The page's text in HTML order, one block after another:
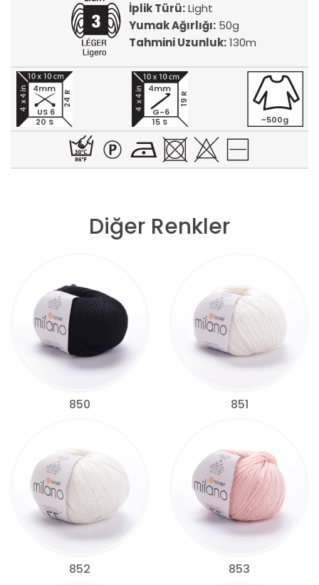
İplik Türü:Light
Yumak Ağırlığı:50g
Tahmini Uzunluk:130m
20 S
24 R
4mm
US 6
15 S
19 R
4mm
G-6
~500g
Diğer Renkler
850 851
852 853